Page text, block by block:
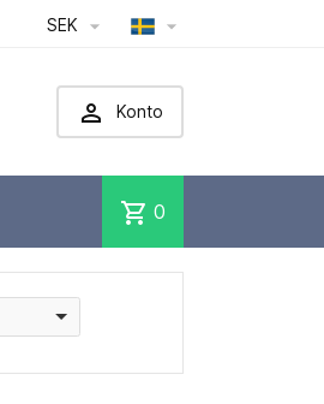
SEK  
 Konto
shopping_cart 0